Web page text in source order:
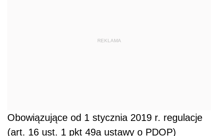
REKLAMA
Obowiązujące od 1 stycznia 2019 r. regulacje
(art. 16 ust. 1 pkt 49a ustawy o PDOP)